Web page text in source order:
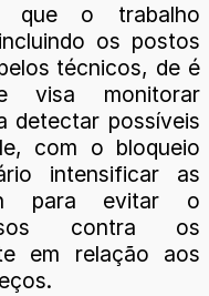
que o trabalho
os postos
técnicos, de é
visa monitorar
detectar possíveis
com o bloqueio
intensificar as
para evitar o
contra os
em relação aos